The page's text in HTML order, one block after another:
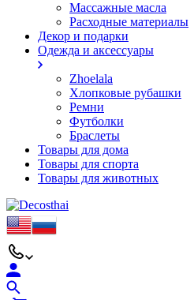
Массажные масла
Расходные материалы
Декор и подарки
Одежда и аксессуары
Zhoelala
Хлопковые рубашки
Ремни
Футболки
Браслеты
Товары для дома
Товары для спорта
Товары для животных